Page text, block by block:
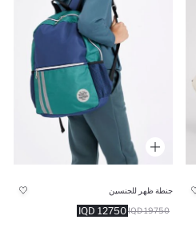
جنطة ظهر للجنسين
12750 IQD 19750 IQD